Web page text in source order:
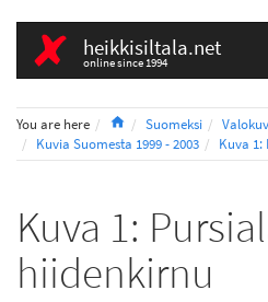
heikkisiltala.net
online since 1994
You are here HomeSuomeksi
Kuvia Suomesta 1999 - 2003
Kuva
Kuva 1:
hiidenkirnu